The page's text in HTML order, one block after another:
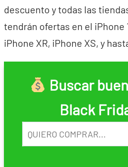
descuento y todas las
tendrán ofertas en el iPhone
iPhone XR, iPhone XS, y
Buscar
Black